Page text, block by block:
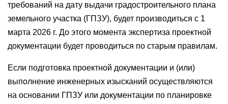
требований на дату выдачи градостроительного плана
земельного участка (ГПЗУ), будет производиться с 1
марта 2026 г. До этого момента экспертиза проектной
документации будет проводиться по старым правилам.
Если подготовка проектной документации и (или)
выполнение инженерных изысканий осуществляются
на основании ГПЗУ или документации по планировке